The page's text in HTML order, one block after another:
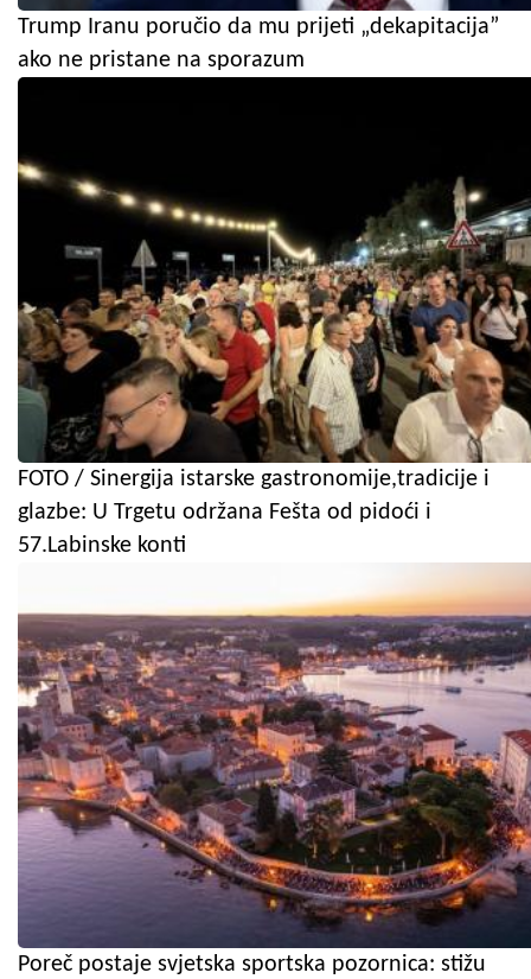
Trump Iranu poručio da mu prijeti „dekapitacija”
ako ne pristane na sporazum
FOTO / Sinergija istarske gastronomije,tradicije i
glazbe: U Trgetu održana Fešta od pidoći i
57.Labinske konti
Poreč postaje svjetska sportska pozornica: stižu